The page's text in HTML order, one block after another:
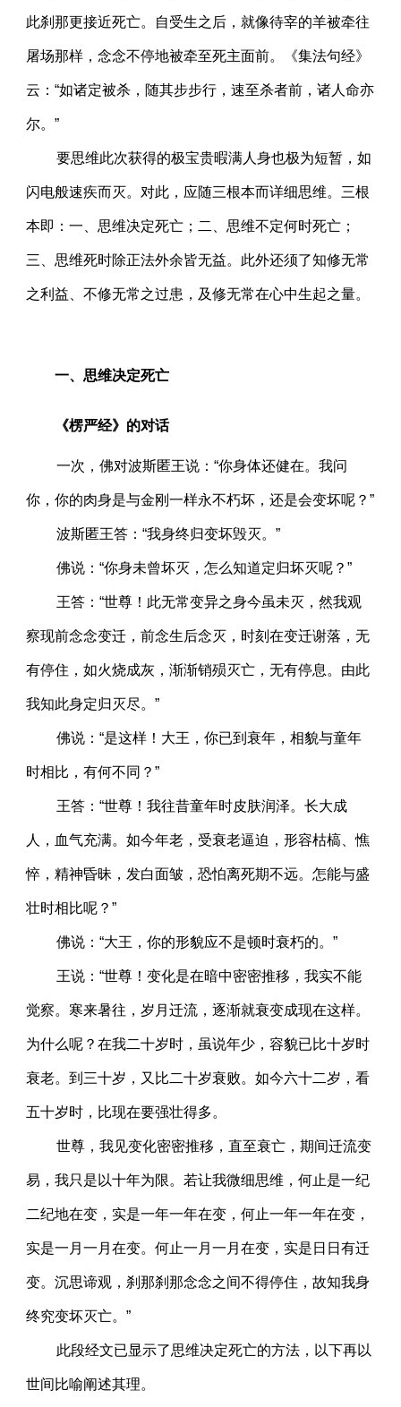
此刹那更接近死亡。自受生之后，就像待宰的羊被牵往
屠场那样，念念不停地被牵至死主面前。《集法句经》
云：“如诸定被杀，随其步步行，速至杀者前，诸人命亦
尔。”
要思维此次获得的极宝贵暇满人身也极为短暂，如
闪电般速疾而灭。对此，应随三根本而详细思维。三根
本即：一、思维决定死亡；二、思维不定何时死亡；
三、思维死时除正法外余皆无益。此外还须了知修无常
之利益、不修无常之过患，及修无常在心中生起之量。
一、思维决定死亡
《楞严经》的对话
一次，佛对波斯匿王说：“你身体还健在。我问
你，你的肉身是与金刚一样永不朽坏，还是会变坏呢？”
波斯匿王答：“我身终归变坏毁灭。”
佛说：“你身未曾坏灭，怎么知道定归坏灭呢？”
王答：“世尊！此无常变异之身今虽未灭，然我观
察现前念念变迁，前念生后念灭，时刻在变迁谢落，无
有停住，如火烧成灰，渐渐销殒灭亡，无有停息。由此
我知此身定归灭尽。”
佛说：“是这样！大王，你已到衰年，相貌与童年
时相比，有何不同？”
王答：“世尊！我往昔童年时皮肤润泽。长大成
人，血气充满。如今年老，受衰老逼迫，形容枯槁、憔
悴，精神昏昧，发白面皱，恐怕离死期不远。怎能与盛
壮时相比呢？”
佛说：“大王，你的形貌应不是顿时衰朽的。”
王说：“世尊！变化是在暗中密密推移，我实不能
觉察。寒来暑往，岁月迁流，逐渐就衰变成现在这样。
为什么呢？在我二十岁时，虽说年少，容貌已比十岁时
衰老。到三十岁，又比二十岁衰败。如今六十二岁，看
五十岁时，比现在要强壮得多。
世尊，我见变化密密推移，直至衰亡，期间迁流变
易，我只是以十年为限。若让我微细思维，何止是一纪
二纪地在变，实是一年一年在变，何止一年一年在变，
实是一月一月在变。何止一月一月在变，实是日日有迁
变。沉思谛观，刹那刹那念念之间不得停住，故知我身
终究变坏灭亡。”
此段经文已显示了思维决定死亡的方法，以下再以
世间比喻阐述其理。